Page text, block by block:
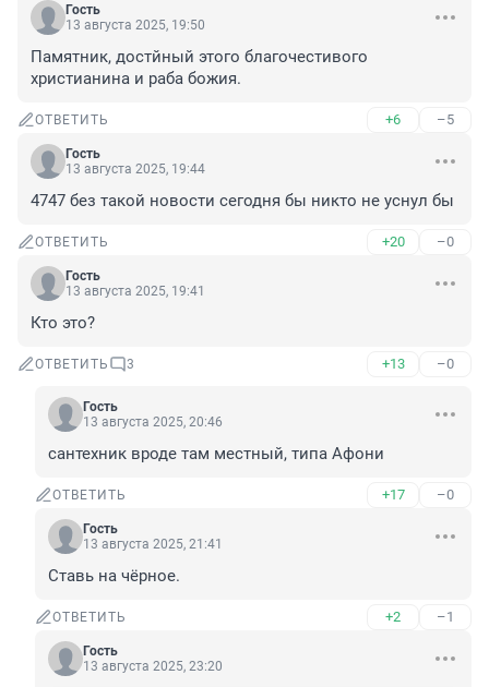
Гость
13 августа 2025, 19:50
Памятник, достйный этого благочестивого
христианина и раба божия.
ОТВЕТИТЬ +6 –5
Гость
13 августа 2025, 19:44
4747 без такой новости сегодня бы никто не уснул бы
ОТВЕТИТЬ +20 –0
Гость
13 августа 2025, 19:41
Кто это?
ОТВЕТИТЬ 3 +13 –0
Гость
13 августа 2025, 20:46
сантехник вроде там местный, типа Афони
ОТВЕТИТЬ +17 –0
Гость
13 августа 2025, 21:41
Ставь на чёрное.
ОТВЕТИТЬ +2 –1
Гость
13 августа 2025, 23:20